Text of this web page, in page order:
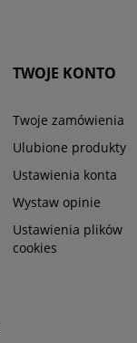
TWOJE KONTO
Twoje zamówienia
Ulubione produkty
Ustawienia konta
Wystaw opinie
Ustawienia plików
cookies